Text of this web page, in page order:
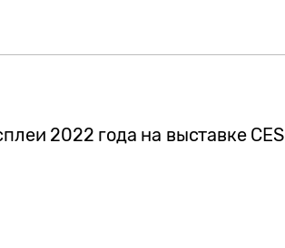
2022 года на выставке CES